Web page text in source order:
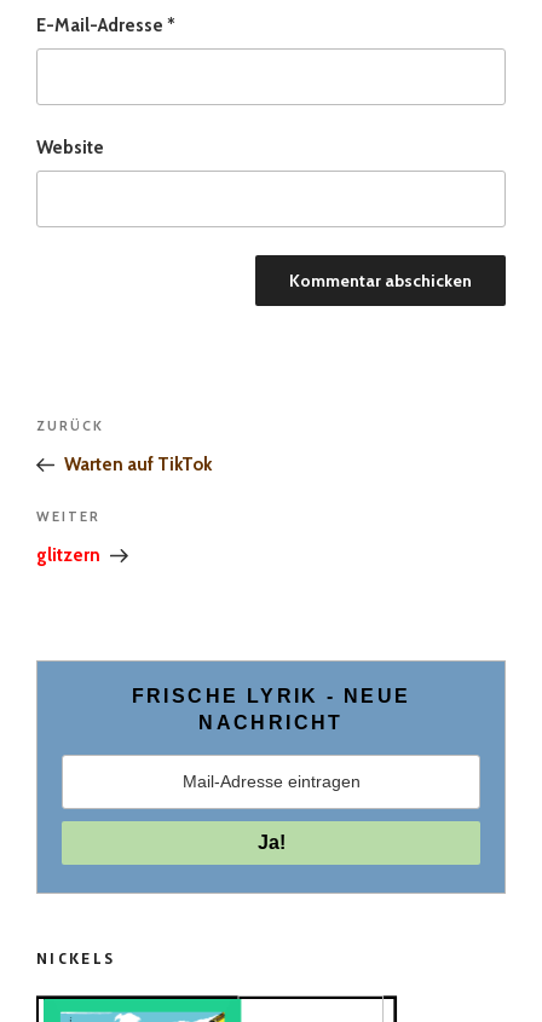
E-Mail-Adresse *
Website
Beitragsnavigation
Vorheriger
Beitrag
ZURÜCK
Warten auf TikTok
Nächster
Beitrag
WEITER
glitzern
FRISCHE LYRIK ­- NEUE
NACHRICHT
NICKELS